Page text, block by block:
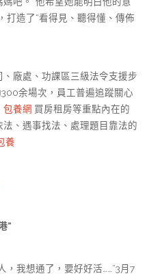
打造了“看得見、聽得懂、傳佈
廠處、功課區三級法令支援步
余場次，員工普遍追蹤關心
包養網 買房租房等重點內在的
、遇事找法、處理題目靠法的
養
”
我想通了，要好好活……”3月7